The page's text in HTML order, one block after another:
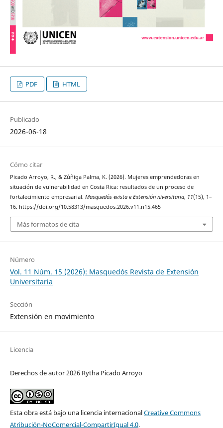
PDF HTML
Publicado
2026-06-18
Cómo citar
Picado Arroyo, R., & Zúñiga Palma, K. (2026). Mujeres emprendedoras en
situación de vulnerabilidad en Costa Rica: resultados de un proceso de
fortalecimiento empresarial. Masquedós evista e Extensión niversitaria, 11(15), 1–
16. https://doi.org/10.58313/masquedos.2026.v11.n15.465
Más formatos de cita
Número
Vol. 11 Núm. 15 (2026): Masquedós Revista de Extensión
Universitaria
Sección
Extensión en movimiento
Licencia
Derechos de autor 2026 Rytha Picado Arroyo
Esta obra está bajo una licencia internacionalCreative Commons
Atribución-NoComercial-CompartirIgual 4.0.